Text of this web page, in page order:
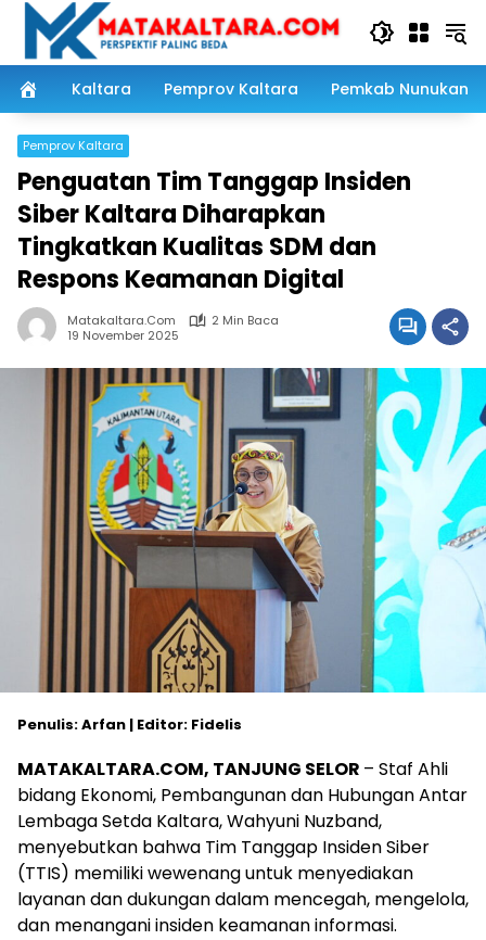
Langsung
konten
Kaltara
Pemprov Kaltara Pemkab Nunukan
Pemprov Kaltara
Penguatan Tim Tanggap Insiden
Siber Kaltara Diharapkan
Tingkatkan Kualitas SDM dan
Respons Keamanan Digital
Matakaltara.com
2 Min Baca
19 November 2025
Penulis: Arfan | Editor: Fidelis
MATAKALTARA.COM, TANJUNG SELOR – Staf Ahli
bidang Ekonomi, Pembangunan dan Hubungan Antar
Lembaga Setda Kaltara, Wahyuni Nuzband,
menyebutkan bahwa Tim Tanggap Insiden Siber
(TTIS) memiliki wewenang untuk menyediakan
layanan dan dukungan dalam mencegah, mengelola,
dan menangani insiden keamanan informasi.